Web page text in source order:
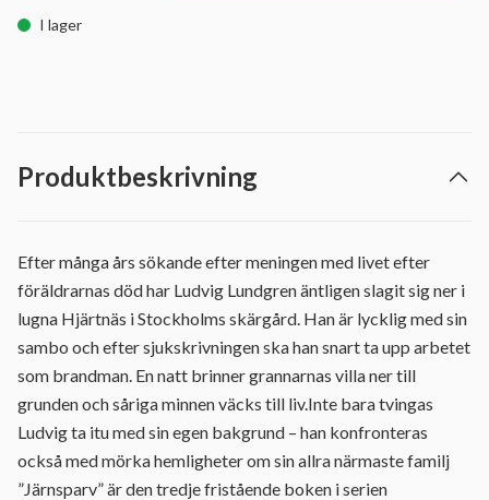
I lager
Produktbeskrivning
Efter många års sökande efter meningen med livet efter
föräldrarnas död har Ludvig Lundgren äntligen slagit sig ner i
lugna Hjärtnäs i Stockholms skärgård. Han är lycklig med sin
sambo och efter sjukskrivningen ska han snart ta upp arbetet
som brandman. En natt brinner grannarnas villa ner till
grunden och såriga minnen väcks till liv.Inte bara tvingas
Ludvig ta itu med sin egen bakgrund – han konfronteras
också med mörka hemligheter om sin allra närmaste familj
”Järnsparv” är den tredje fristående boken i serien